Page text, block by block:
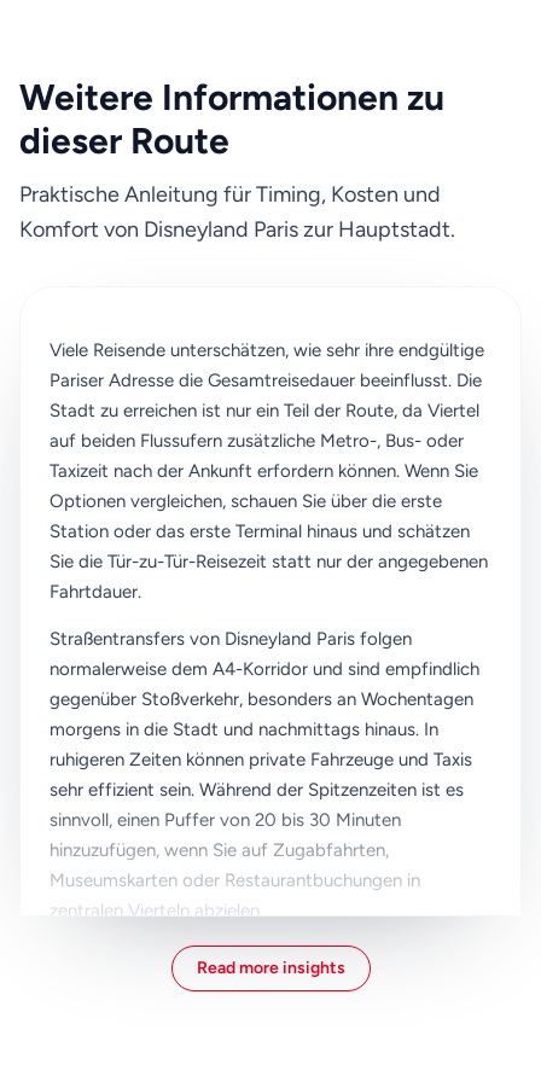
Weitere Informationen zu
dieser Route
Praktische Anleitung für Timing, Kosten und
Komfort von Disneyland Paris zur Hauptstadt.
Viele Reisende unterschätzen, wie sehr ihre endgültige
Pariser Adresse die Gesamtreisedauer beeinflusst. Die
Stadt zu erreichen ist nur ein Teil der Route, da Viertel
auf beiden Flussufern zusätzliche Metro-, Bus- oder
Taxizeit nach der Ankunft erfordern können. Wenn Sie
Optionen vergleichen, schauen Sie über die erste
Station oder das erste Terminal hinaus und schätzen
Sie die Tür-zu-Tür-Reisezeit statt nur der angegebenen
Fahrtdauer.
Straßentransfers von Disneyland Paris folgen
normalerweise dem A4-Korridor und sind empfindlich
gegenüber Stoßverkehr, besonders an Wochentagen
morgens in die Stadt und nachmittags hinaus. In
ruhigeren Zeiten können private Fahrzeuge und Taxis
sehr effizient sein. Während der Spitzenzeiten ist es
sinnvoll, einen Puffer von 20 bis 30 Minuten
hinzuzufügen, wenn Sie auf Zugabfahrten,
Museumskarten oder Restaurantbuchungen in
zentralen Vierteln abzielen.
RER A ist normalerweise die beste Werteoption für
Reisende mit leichtem Gepäck und Unterkunft in der
Read more insights